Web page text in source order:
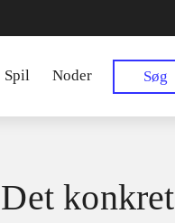
Spil Noder Søg